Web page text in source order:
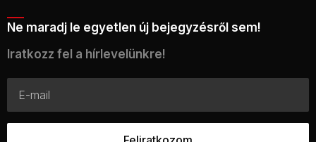
Ne maradj le egyetlen új bejegyzésről sem!
Iratkozz fel a hírlevelünkre!